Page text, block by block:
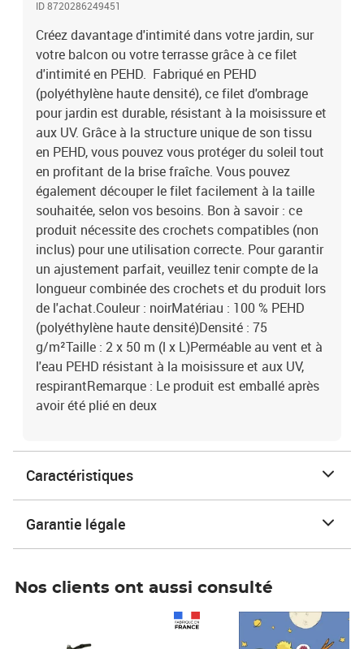
respirantRemarque : Le produit est emballé après avoir été plié en
deux
ID 8720286249451
Créez davantage d'intimité dans votre jardin, sur
votre balcon ou votre terrasse grâce à ce filet
d'intimité en PEHD. Fabriqué en PEHD
(polyéthylène haute densité), ce filet d'ombrage
pour jardin est durable, résistant à la moisissure et
aux UV. Grâce à la structure unique de son tissu
en PEHD, vous pouvez vous protéger du soleil tout
en profitant de la brise fraîche. Vous pouvez
également découper le filet facilement à la taille
souhaitée, selon vos besoins. Bon à savoir : ce
produit nécessite des crochets compatibles (non
inclus) pour une utilisation correcte. Pour garantir
un ajustement parfait, veuillez tenir compte de la
longueur combinée des crochets et du produit lors
de l'achat.Couleur : noirMatériau : 100 % PEHD
(polyéthylène haute densité)Densité : 75
g/m²Taille : 2 x 50 m (l x L)Perméable au vent et à
l'eau PEHD résistant à la moisissure et aux UV,
respirantRemarque : Le produit est emballé après
avoir été plié en deux
Caractéristiques
Garantie légale
Nos clients ont aussi consulté
Prix 6,25€ HT